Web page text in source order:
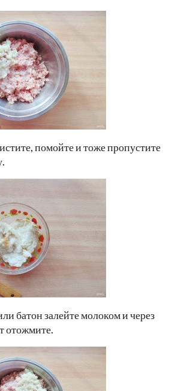
помойте и тоже пропустите
батон залейте молоком и через
отожмите.